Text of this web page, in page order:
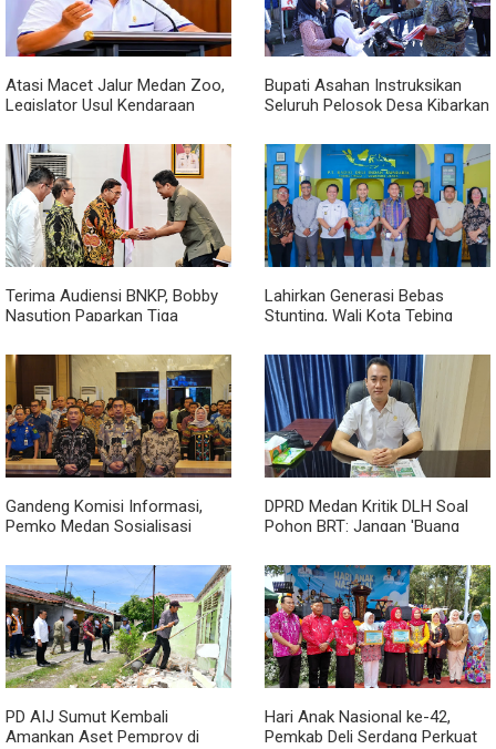
Atasi Macet Jalur Medan Zoo,
Legislator Usul Kendaraan
Royal Sumatera
Bupati Asahan Instruksikan
Seluruh Pelosok Desa Kibarkan
Terima Audiensi BNKP, Bobby
Nasution Paparkan Tiga
Kepulauan Nias
Lahirkan Generasi Bebas
Stunting, Wali Kota Tebing
SP3 Catin
Gandeng Komisi Informasi,
Pemko Medan Sosialisasi
DPRD Medan Kritik DLH Soal
Pohon BRT: Jangan 'Buang
PD AIJ Sumut Kembali
Amankan Aset Pemprov di
Hari Anak Nasional ke-42,
Pemkab Deli Serdang Perkuat